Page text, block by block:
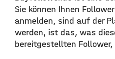
Sie können Ihnen
anmelden, sind auf der
werden, ist das, was
bereitgestellten